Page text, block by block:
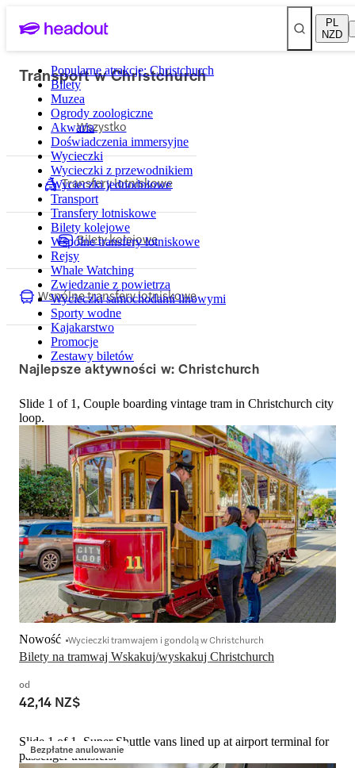
PL
NZD
Popularne atrakcje: Christchurch
Bilety
Muzea
Ogrody zoologiczne
Akwaria
Doświadczenia immersyjne
Wycieczki
Wycieczki z przewodnikiem
Wycieczki jednodniowe
Transport
Transfery lotniskowe
Bilety kolejowe
Wspólne transfery lotniskowe
Rejsy
Whale Watching
Zwiedzanie z powietrza
Wycieczki samochodami linowymi
Sporty wodne
Kajakarstwo
Promocje
Zestawy biletów
Transport w Christchurch
Wszystko
Transfery lotniskowe
Bilety kolejowe
Wspólne transfery lotniskowe
Najlepsze aktywności w: Christchurch
Slide 1 of 1, Couple boarding vintage tram in Christchurch city
loop.
Bilety na tramwaj Wskakuj/wyskakuj Christchurch
Nowość Wycieczki tramwajem i gondolą w Christchurch
od
42,14 NZ$
Bezpłatne anulowanie
Slide 1 of 1, Super Shuttle vans lined up at airport terminal for
passenger transfers.